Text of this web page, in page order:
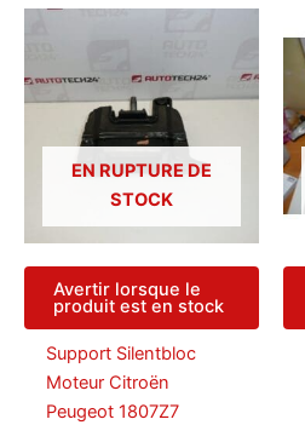
EN RUPTURE DE
STOCK
Avertir lorsque le
produit est en stock
Support Silentbloc
Moteur Citroën
Peugeot 1807Z7